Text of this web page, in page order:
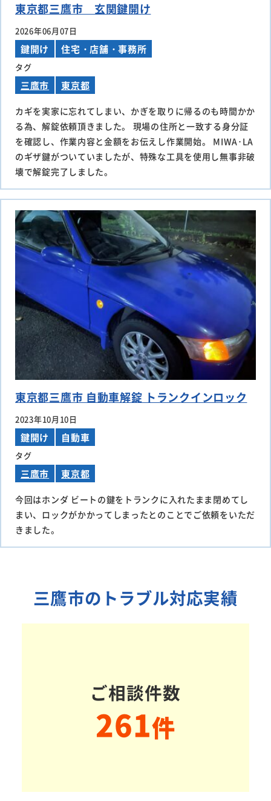
東京都三鷹市 玄関鍵開け
2026年06月07日
鍵開け 住宅・店舗・事務所
タグ
三鷹市 東京都
カギを実家に忘れてしまい、かぎを取りに帰るのも時間かか
る為、解錠依頼頂きました。 現場の住所と一致する身分証
を確認し、作業内容と金額をお伝えし作業開始。 MIWA･LA
のギザ鍵がついていましたが、特殊な工具を使用し無事非破
壊で解錠完了しました。
東京都三鷹市 自動車解錠 トランクインロック
2023年10月10日
鍵開け 自動車
タグ
三鷹市 東京都
今回はホンダ ビートの鍵をトランクに入れたまま閉めてし
まい、ロックがかかってしまったとのことでご依頼をいただ
きました。
三鷹市のトラブル対応実績
ご相談件数
261件